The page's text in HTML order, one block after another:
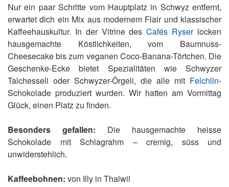
Nur ein paar Schritte vom Hauptplatz in Schwyz entfernt,
erwartet dich ein Mix aus modernem Flair und klassischer
Kaffeehauskultur. In der Vitrine desCafés Ryserlocken
hausgemachte Köstlichkeiten, vom Baumnuss-
Cheesecake bis zum veganen Coco-Banana-Törtchen. Die
Geschenke-Ecke bietet Spezialitäten wie Schwyzer
Talchesseli oder Schwyzer-Örgeli, die alle mit Felchlin-
Schokolade produziert wurden. Wir hatten am Vormittag
Glück, einen Platz zu finden.
Besonders gefallen: Die hausgemachte heisse
Schokolade mit Schlagrahm – cremig, süss und
unwiderstehlich.
Kaffeebohnen: von Illy in Thalwil